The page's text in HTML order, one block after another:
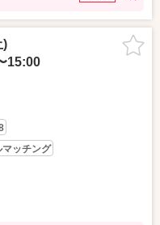
)
15:00
マッチング